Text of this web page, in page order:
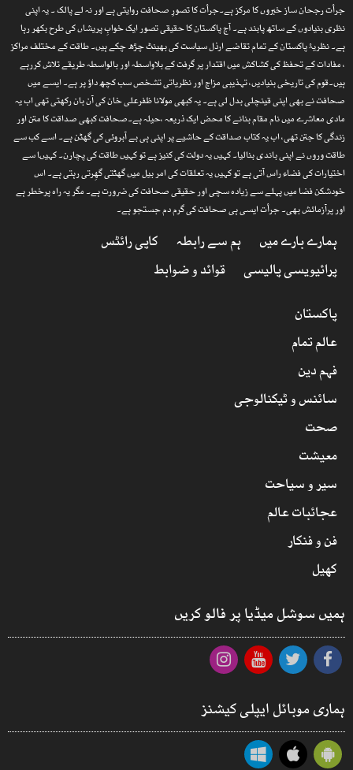
جرأت رجحان ساز خبروں کا مرکز ہے۔جرأت کا تصورِ صحافت روایتی ہے اور نہ لے پالک ۔ یہ اپنی
نظری بنیادوں کے ساتھ پابند ہے۔ آج پاکستان کا حقیقی تصور ایک خوابِ پریشاں کی طرح بکھر رہا
ہے۔ نظریۂ پاکستان کے تمام تقاضے ارذل سیاست کی بھینٹ چڑھ چکے ہیں۔ طاقت کے مختلف مراکز
، مفادات کے تحفظ کی کشاکش میں اقتدار پر گرفت کے بلاواسطہ اور بالواسطہ طریقے تلاش کررہے
ہیں۔قوم کی تاریخی بنیادیں، تہذیبی مزاج اور نظریاتی تشخص سب کچھ داؤ پر ہے۔ ایسے میں
صحافت نے بھی اپنی قینچلی بدل لی ہے۔ یہ کبھی مولانا ظفرعلی خان کی آن بان رکھتی تھی اب یہ
مادی معاشرے میں نام مقام بنانے کا محض ایک ذریعہ ،حیلہ ہے۔صحافت کبھی صداقت کا متن اور
زندگی کا جتن تھی، اب یہ کتاب صداقت کے حاشیے پر اپنی ہی بے آبروئی کی گھٹن ہے۔ اسے کب سے
طاقت وروں نے اپنی باندی بنالیا۔ کہیں یہ دولت کی کنیز ہے تو کہیں طاقت کی پچارن۔ کہیںا سے
اختیارات کی فضاء راس آتی ہے تو کہیں یہ تعلقات کی امر بیل میں گھٹتی گھِرتی رہتی ہے۔ اس
خودشکن فضا میں پہلے سے زیادہ سچی اور حقیقی صحافت کی ضرورت ہے۔ مگر یہ راہ پرخطر ہے
اور پرآزمائش بھی۔ جرأت ایسی ہی صحافت کی گرم دم جستجو ہے۔
ہمارے بارے میں ہم سے رابطہ
کاپی رائٹس
پرائیویسی پالیسی
قوائد و ضوابط
پاکستان
عالم تمام
فہم دین
سائنس و ٹیکنالوجی
صحت
معیشت
سیر و سیاحت
عجائبات عالم
فن و فنکار
کھیل
ہمیں سوشل میڈیا پر فالو کریں
ہماری موبائل ایپلی کیشنز